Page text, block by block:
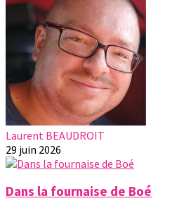
Laurent BEAUDROIT
29 juin 2026
Dans la fournaise de Boé